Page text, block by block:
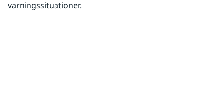
varningssituationer.